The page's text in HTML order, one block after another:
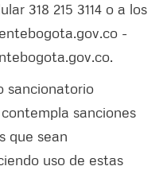
318 215 3114 o a los
-
sancionatorio
sanciones
que sean
uso de estas